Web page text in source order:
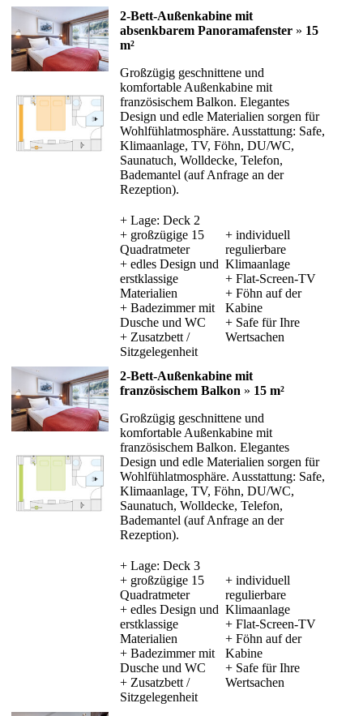
2-Bett-Außenkabine mit
absenkbarem Panoramafenster » 15
m²
Großzügig geschnittene und
komfortable Außenkabine mit
französischem Balkon. Elegantes
Design und edle Materialien sorgen für
Wohlfühlatmosphäre. Ausstattung: Safe,
Klimaanlage, TV, Föhn, DU/WC,
Saunatuch, Wolldecke, Telefon,
Bademantel (auf Anfrage an der
Rezeption).
+ Lage: Deck 2
+ großzügige 15
Quadratmeter
+ edles Design und
erstklassige
Materialien
+ Badezimmer mit
Dusche und WC
+ Zusatzbett /
Sitzgelegenheit
+ individuell
regulierbare
Klimaanlage
+ Flat-Screen-TV
+ Föhn auf der
Kabine
+ Safe für Ihre
Wertsachen
2-Bett-Außenkabine mit
französischem Balkon » 15 m²
Großzügig geschnittene und
komfortable Außenkabine mit
französischem Balkon. Elegantes
Design und edle Materialien sorgen für
Wohlfühlatmosphäre. Ausstattung: Safe,
Klimaanlage, TV, Föhn, DU/WC,
Saunatuch, Wolldecke, Telefon,
Bademantel (auf Anfrage an der
Rezeption).
+ Lage: Deck 3
+ großzügige 15
Quadratmeter
+ edles Design und
erstklassige
Materialien
+ Badezimmer mit
Dusche und WC
+ Zusatzbett /
Sitzgelegenheit
+ individuell
regulierbare
Klimaanlage
+ Flat-Screen-TV
+ Föhn auf der
Kabine
+ Safe für Ihre
Wertsachen